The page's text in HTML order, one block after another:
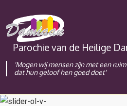
Parochie van de Heilige
'Mogen wij mensen zijn met een
dat hun geloof hen goed doet'